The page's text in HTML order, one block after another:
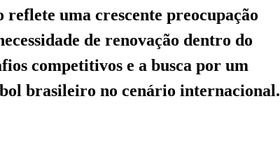
uma crescente preocupação
de renovação dentro do
competitivos e a busca por um
brasileiro no cenário internacional.